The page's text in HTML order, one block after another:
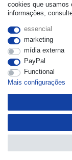
reserved.
| * Applies
cookies que usamos
informações,
essencial
marketing
mídia externa
PayPal
Functional
Mais configurações